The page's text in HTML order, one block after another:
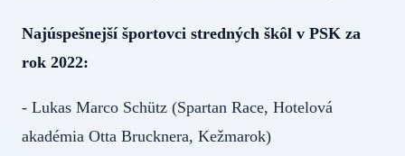
Najúspešnejší športovci stredných škôl v PSK za
rok 2022:
- Lukas Marco Schütz (Spartan Race, Hotelová
akadémia Otta Brucknera, Kežmarok)